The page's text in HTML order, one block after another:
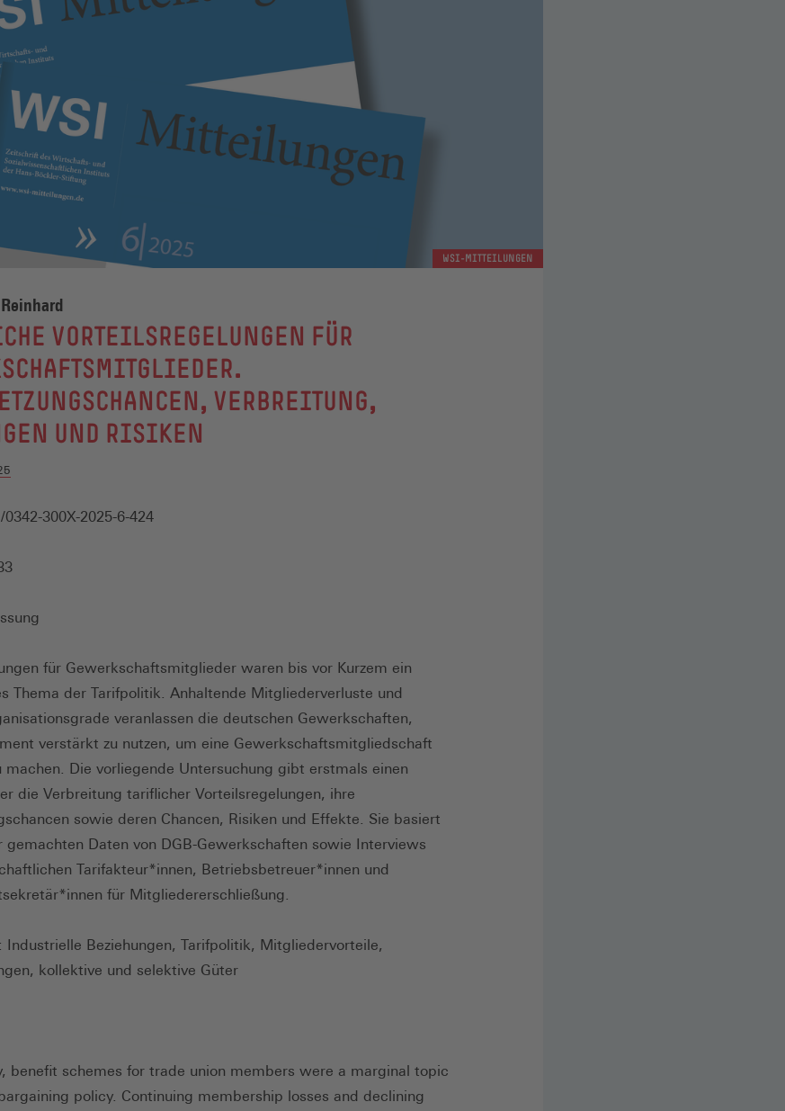
WSI-MITTEILUNGEN
VORTEILSREGELUNGEN FÜR
VERBREITUNG,
UND RISIKEN
300X-2025-6-424
für Gewerkschaftsmitglieder waren bis vor Kurzem ein
Thema der Tarifpolitik. Anhaltende Mitgliederverluste und
veranlassen die deutschen Gewerkschaften,
verstärkt zu nutzen, um eine Gewerkschaftsmitgliedschaft
machen. Die vorliegende Untersuchung gibt erstmals einen
die Verbreitung tariflicher Vorteilsregelungen, ihre
sowie deren Chancen, Risiken und Effekte. Sie basiert
gemachten Daten von DGB-Gewerkschaften sowie Interviews
Tarifakteur*innen, Betriebsbetreuer*innen und
für Mitgliedererschließung.
Industrielle Beziehungen, Tarifpolitik, Mitgliedervorteile,
kollektive und selektive Güter
benefit schemes for trade union members were a marginal topic
policy. Continuing membership losses and declining